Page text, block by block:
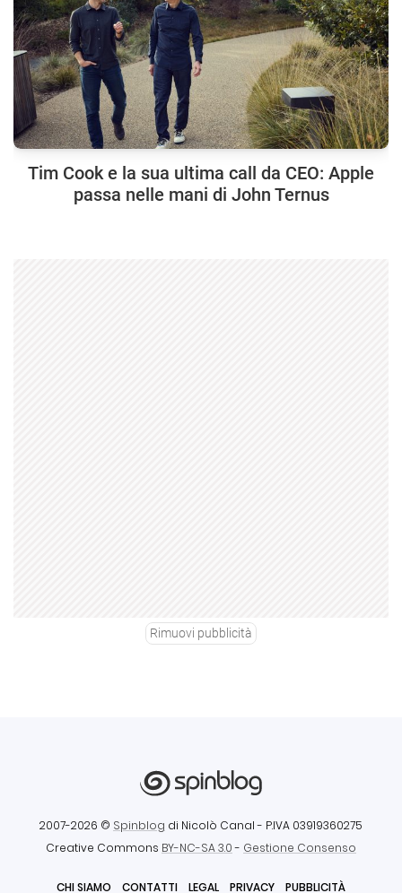
Tim Cook e la sua ultima call da CEO: Apple
passa nelle mani di John Ternus
Rimuovi pubblicità
2007-2026 © Spinblog di Nicolò Canal - P.IVA 03919360275
Creative Commons BY-NC-SA 3.0- Gestione Consenso
CHI SIAMO CONTATTI LEGAL PRIVACY PUBBLICITÀ